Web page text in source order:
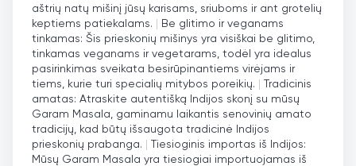
aštrių natų mišinį jūsų karisams, sriuboms ir ant grotelių
keptiems patiekalams. | Be glitimo ir veganams
tinkamas: Šis prieskonių mišinys yra visiškai be glitimo,
tinkamas veganams ir vegetarams, todėl yra idealus
pasirinkimas sveikata besirūpinantiems virėjams ir
tiems, kurie turi specialių mitybos poreikių. | Tradicinis
amatas: Atraskite autentišką Indijos skonį su mūsų
Garam Masala, gaminamu laikantis senovinių amato
tradicijų, kad būtų išsaugota tradicinė Indijos
prieskonių prabanga. | Tiesioginis importas iš Indijos:
Mūsų Garam Masala yra tiesiogiai importuojamas iš